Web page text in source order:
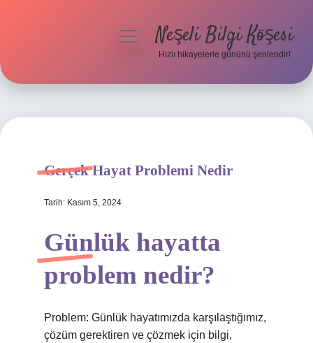
Hakkımızda
menüyüNeşeli Bilgi Köşesi
Hızlı hikayelerle gününü şenlendir!
Gerçek Hayat Problemi Nedir
Tarih: Kasım 5, 2024
Günlük hayatta
problem nedir?
Problem: Günlük hayatımızda karşılaştığımız,
çözüm gerektiren ve çözmek için bilgi,